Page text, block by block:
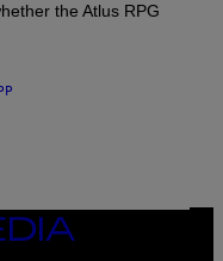
the Atlus RPG